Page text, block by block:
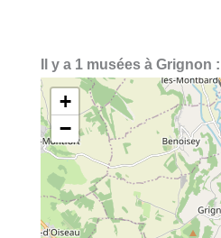
Il y a 1 musées à Grignon :
+
−